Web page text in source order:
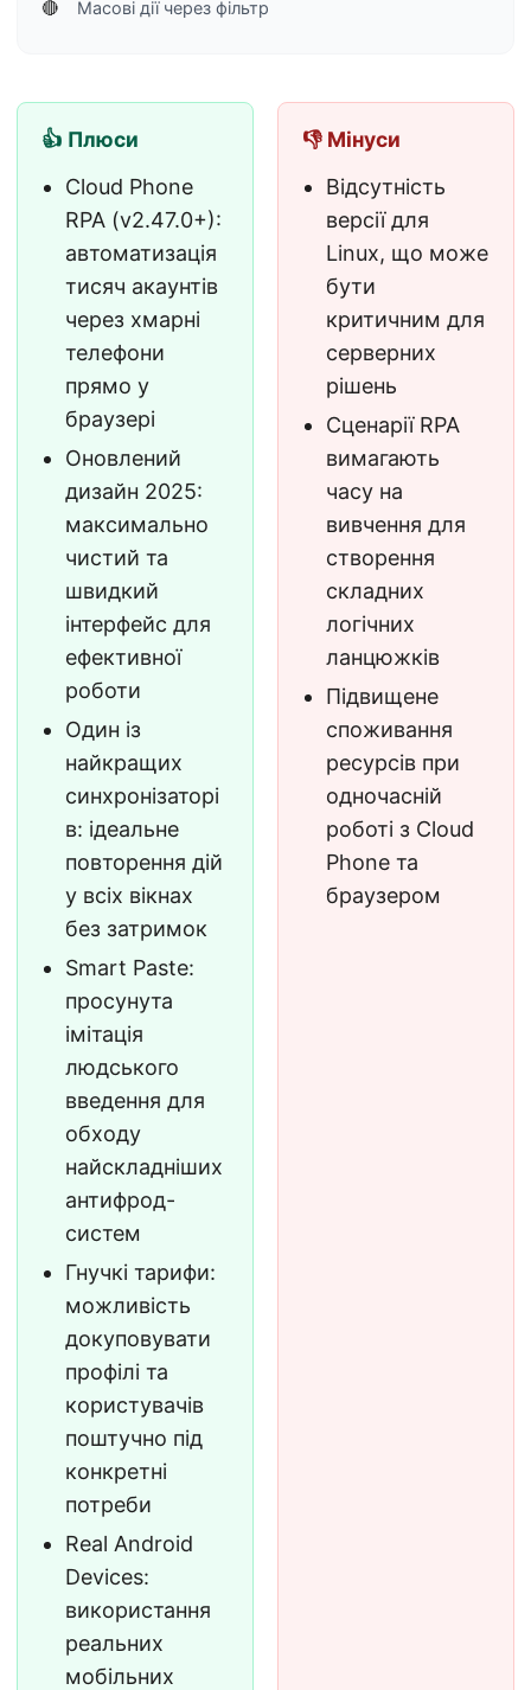
🔴 Масові дії через фільтр
👍 Плюси
Cloud Phone
RPA (v2.47.0+):
автоматизація
тисяч акаунтів
через хмарні
телефони
прямо у
браузері
Оновлений
дизайн 2025:
максимально
чистий та
швидкий
інтерфейс для
ефективної
роботи
Один із
найкращих
синхронізаторі
в: ідеальне
повторення дій
у всіх вікнах
без затримок
Smart Paste:
просунута
імітація
людського
введення для
обходу
найскладніших
антифрод-
систем
Гнучкі тарифи:
можливість
докуповувати
профілі та
користувачів
поштучно під
конкретні
потреби
Real Android
Devices:
використання
реальних
мобільних
👎 Мінуси
Відсутність
версії для
Linux, що може
бути
критичним для
серверних
рішень
Сценарії RPA
вимагають
часу на
вивчення для
створення
складних
логічних
ланцюжків
Підвищене
споживання
ресурсів при
одночасній
роботі з Cloud
Phone та
браузером